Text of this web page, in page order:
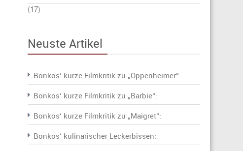
(17)
Neuste Artikel
Bonkos‘ kurze Filmkritik zu „Oppenheimer“:
Bonkos‘ kurze Filmkritik zu „Barbie“:
Bonkos‘ kurze Filmkritik zu „Maigret“:
Bonkos‘ kulinarischer Leckerbissen: